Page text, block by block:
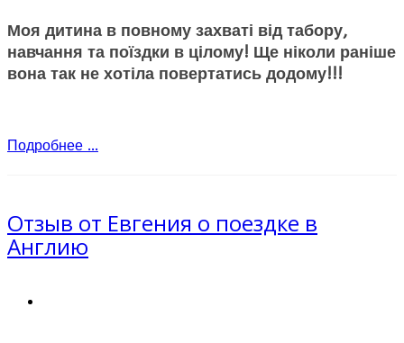
Моя дитина в повному захваті від табору,
навчання та поїздки в цілому! Ще ніколи раніше
вона так не хотіла повертатись додому!!!
Подробнее ...
Отзыв от Евгения о поездке в
Англию